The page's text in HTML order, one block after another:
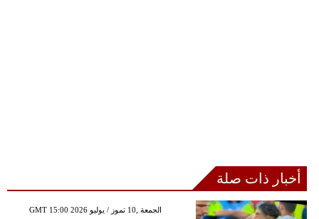
أخبار ذات صلة
GMT 15:00 2026 الجمعة ,10 تموز / يوليو